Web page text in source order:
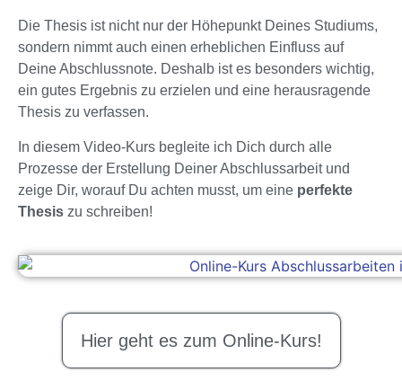
Die Thesis ist nicht nur der Höhepunkt Deines Studiums,
sondern nimmt auch einen erheblichen Einfluss auf
Deine Abschlussnote. Deshalb ist es besonders wichtig,
ein gutes Ergebnis zu erzielen und eine herausragende
Thesis zu verfassen.
In diesem Video-Kurs begleite ich Dich durch alle
Prozesse der Erstellung Deiner Abschlussarbeit und
zeige Dir, worauf Du achten musst, um eine perfekte
Thesis zu schreiben!
Hier geht es zum Online-Kurs!